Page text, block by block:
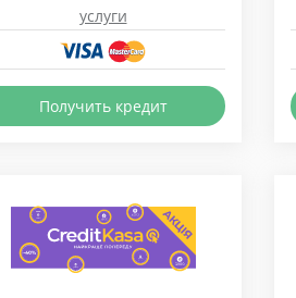
услуги
Получить кредит